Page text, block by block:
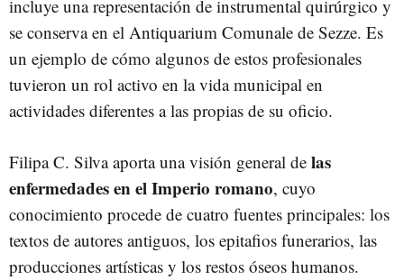
incluye una representación de instrumental quirúrgico y
se conserva en el Antiquarium Comunale de Sezze. Es
un ejemplo de cómo algunos de estos profesionales
tuvieron un rol activo en la vida municipal en
actividades diferentes a las propias de su oficio.
Filipa C. Silva aporta una visión general de las
enfermedades en el Imperio romano, cuyo
conocimiento procede de cuatro fuentes principales: los
textos de autores antiguos, los epitafios funerarios, las
producciones artísticas y los restos óseos humanos.